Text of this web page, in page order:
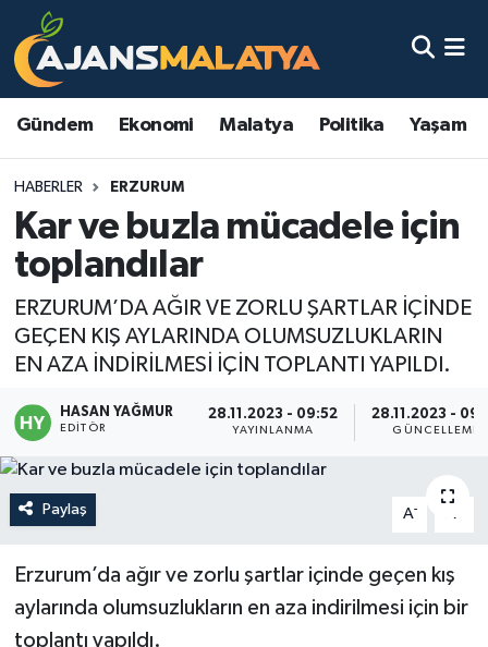
Gündem Ekonomi Malatya Politika Yaşam
HABERLER ERZURUM
Kar ve buzla mücadele için
toplandılar
ERZURUM’DA AĞIR VE ZORLU ŞARTLAR İÇİNDE
GEÇEN KIŞ AYLARINDA OLUMSUZLUKLARIN
EN AZA İNDİRİLMESİ İÇİN TOPLANTI YAPILDI.
HASAN YAĞMUR
EDITÖR
28.11.2023 - 09:52
YAYINLANMA
28.11.2023 -
GÜNCELLEME
Paylaş A- A
Erzurum’da ağır ve zorlu şartlar içinde geçen kış
aylarında olumsuzlukların en aza indirilmesi için bir
toplantı yapıldı.
Asayiş
Eğitim
Ekonomi
Gündem
Kadın
Kültür & Sanat
Magazin
Politika
Sağlık
Spor
Malatya Nöbetçi Eczaneler
Malatya Namaz Vakitleri
Malatya Trafik Yoğunluk Haritası
TFF 3.Lig 2.Grup Puan Durumu ve Fikstür
Tüm Manşetler
Son Dakika Haberleri
Haber Arşivi